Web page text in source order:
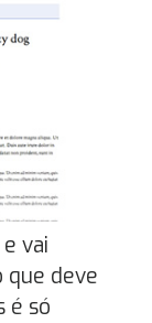
vai
que deve
é só